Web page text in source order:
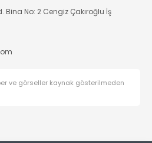
Bina No: 2 Cengiz Çakıroğlu İş
ve görseller kaynak gösterilmeden